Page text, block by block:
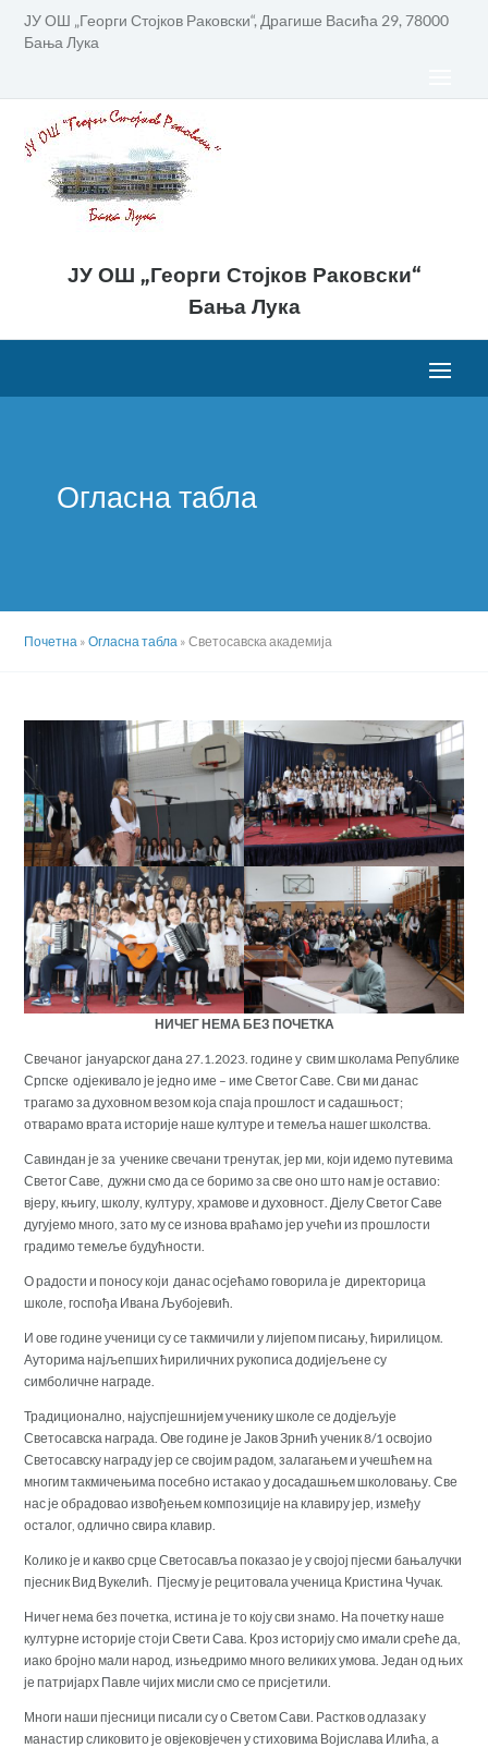
ЈУ ОШ „Георги Стојков Раковски“, Драгише Васића 29, 78000
Бања Лука
ЈУ ОШ „Георги Стојков Раковски“
Бања Лука
Огласна табла
Почетна »Огласна табла »Светосавска академија
НИЧЕГ НЕМА БЕЗ ПОЧЕТКА
Свечаног јануарског дана 27.1.2023. године у свим школама Републике
Српске одјекивало је једно име – име Светог Саве. Сви ми данас
трагамо за духовном везом која спаја прошлост и садашњост;
отварамо врата историје наше културе и темеља нашег школства.
Савиндан је за ученике свечани тренутак, јер ми, који идемо путевима
Светог Саве, дужни смо да се боримо за све оно што нам је оставио:
вјеру, књигу, школу, културу, храмове и духовност. Дјелу Светог Саве
дугујемо много, зато му се изнова враћамо јер учећи из прошлости
градимо темеље будућности.
О радости и поносу који данас осјећамо говорила је директорица
школе, госпођа Ивана Љубојевић.
И ове године ученици су се такмичили у лијепом писању, ћирилицом.
Ауторима најљепших ћириличних рукописа додијељене су
симболичне награде.
Традиционално, најуспјешнијем ученику школе се додјељује
Светосавска награда. Ове године је Јаков Зрнић ученик 8/1 освојио
Светосавску награду јер се својим радом, залагањем и учешћем на
многим такмичењима посебно истакао у досадашњем школовању. Све
нас је обрадовао извођењем композиције на клавиру јер, између
осталог, одлично свира клавир.
Колико је и какво срце Светосавља показао је у својој пјесми бањалучки
пјесник Вид Вукелић. Пјесму је рецитовала ученица Кристина Чучак.
Ничег нема без почетка, истина је то коју сви знамо. На почетку наше
културне историје стоји Свети Сава. Кроз историју смо имали среће да,
иако бројно мали народ, изњедримо много великих умова. Један од њих
је патријарх Павле чијих мисли смо се присјетили.
Многи наши пјесници писали су о Светом Сави. Растков одлазак у
манастир сликовито је овјековјечен у стиховима Војислава Илића, а